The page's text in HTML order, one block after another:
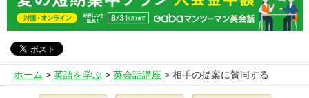
ホーム > 英語を学ぶ > 英会話講座 > 相手の提案に賛同する